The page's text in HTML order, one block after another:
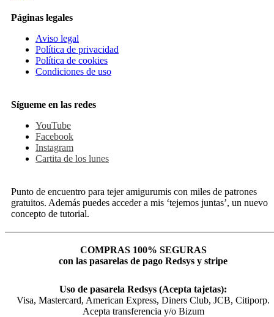
Páginas legales
Aviso legal
Política de privacidad
Política de cookies
Condiciones de uso
Sígueme en las redes
YouTube
Facebook
Instagram
Cartita de los lunes
Punto de encuentro para tejer amigurumis con miles de patrones
gratuitos. Además puedes acceder a mis ‘tejemos juntas’, un nuevo
concepto de tutorial.
COMPRAS 100% SEGURAS
con las pasarelas de pago Redsys y stripe
Uso de pasarela Redsys (Acepta tajetas):
Visa, Mastercard, American Express, Diners Club, JCB, Citiporp.
Acepta transferencia y/o Bizum